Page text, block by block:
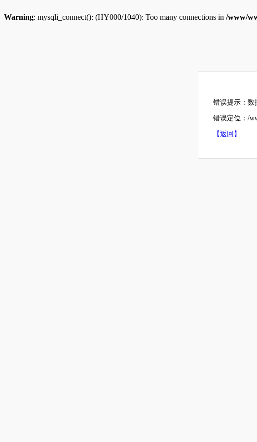
Warning: mysqli_connect(): (HY000/1040): Too many connections in /www/
错误提示：数
错误定位：/
【返回】